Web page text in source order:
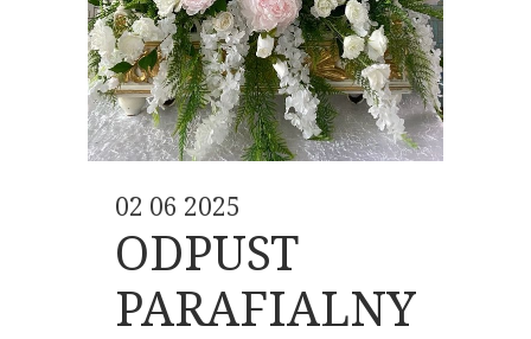
02 06 2025
ODPUST
PARAFIALNY